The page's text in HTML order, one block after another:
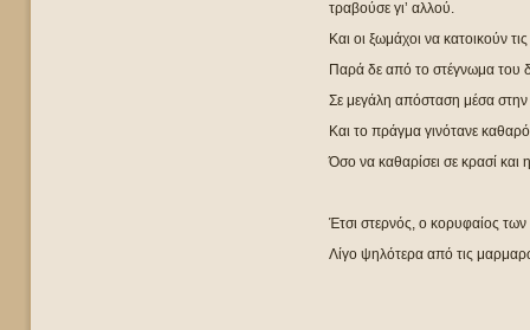
τραβούσε γι’ αλλού.
Και οι ξωμάχοι να κατοικούν
Παρά δε από το στέγνωμα του
Σε μεγάλη απόσταση μέσα
Και το πράγμα γινότανε
Όσο να καθαρίσει σε κρασί
Έτσι στερνός, ο κορυφαίος
Λίγο ψηλότερα από τις